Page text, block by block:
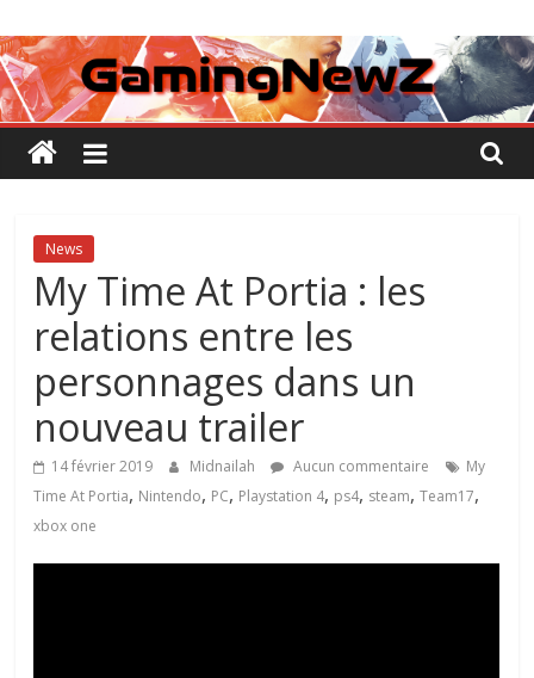
au
contenu
GamingNewZ
Tests
et
Actu
des
vidéo
News
My Time At Portia : les
relations entre les
personnages dans un
nouveau trailer
14 février 2019 Midnailah Aucun commentaire
My
Time At Portia, Nintendo, PC, Playstation 4, ps4, steam,Team17,
xbox one